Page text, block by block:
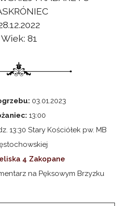
Wiek: 81
03.01.2023
13:00
13:30 Stary Kościółek pw. MB
4 Zakopane
na Pęksowym Brzyzku